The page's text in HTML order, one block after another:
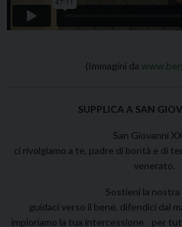
(Immagini da
SUPPLICA A SAN
San Giovanni
ci rivolgiamo a te, padre di bontà e di
venerato.
Sostieni la nostra
guidaci verso il bene, difendici dal
imploriamo la tua intercessione per